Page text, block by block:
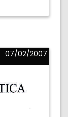
07/02/2007